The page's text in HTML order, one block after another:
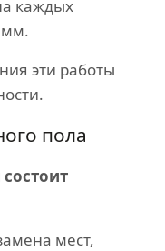
каждых
мм.
эти работы
пола
мест,